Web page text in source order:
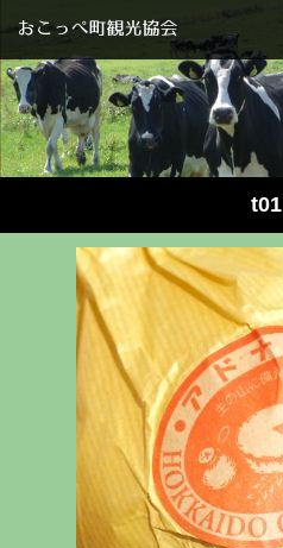
t01